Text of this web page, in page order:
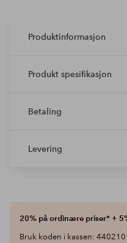
Produktinformasjon
Produkt spesifikasjon
Betaling
Levering
20% på ordinære priser* +
Bruk koden i kassen: 440210